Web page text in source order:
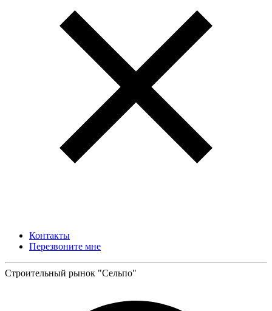
Контакты
Перезвоните мне
Строительный рынок "Сельпо"